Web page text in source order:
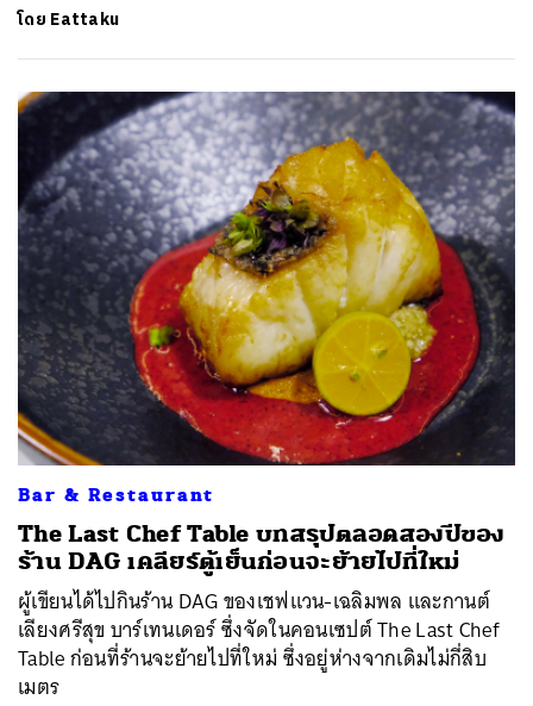
โดย Eattaku
Bar & Restaurant
The Last Chef Table บทสรุปตลอดสองปีของ
ร้าน DAG เคลียร์ตู้เย็นก่อนจะย้ายไปที่ใหม่
ผู้เขียนได้ไปกินร้าน DAG ของเชฟแวน-เฉลิมพล และกานต์
เลียงศรีสุข บาร์เทนเดอร์ ซึ่งจัดในคอนเซปต์ The Last Chef
Table ก่อนที่ร้านจะย้ายไปที่ใหม่ ซึ่งอยู่ห่างจากเดิมไม่กี่สิบ
เมตร